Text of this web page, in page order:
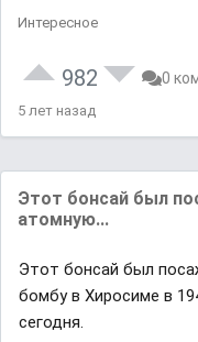
Интересное
982 0
5 лет назад
Этот бонсай был
атомную...
Этот бонсай был
бомбу в Хиросиме в
сегодня.